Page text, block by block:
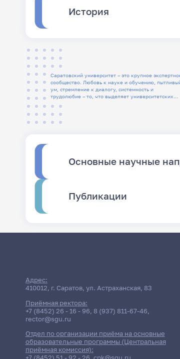
История
Саратовский университет – это крупное
сообщество. Любовь к науке и обучению,
ум, стремление к диалогу, системность и
трудолюбие – то, что выделяет университетских
людей
Основные научные
Публикации
Адрес:
410012, г. Саратов, ул. Астраханская, 83
Приёмная ректора:
+7 (8452) 26 - 16 - 96, 8 (937) 811-67-46,
rector@sgu.ru
Отдел по организации приёма на основные
образовательные программы (Центральная
приёмная комиссия):